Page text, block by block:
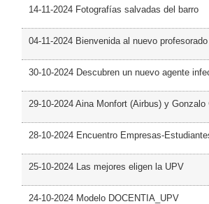
14-11-2024 Fotografías salvadas del barro
04-11-2024 Bienvenida al nuevo profesorado
30-10-2024 Descubren un nuevo agente
29-10-2024 Aina Monfort (Airbus) y
28-10-2024 Encuentro Empresas-
25-10-2024 Las mejores eligen la UPV
24-10-2024 Modelo DOCENTIA_UPV